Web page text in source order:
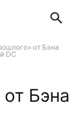
от Бэна
DC
Бэна